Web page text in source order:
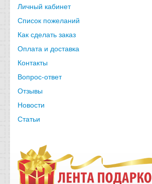
Личный кабинет
Список пожеланий
Как сделать заказ
Оплата и доставка
Контакты
Вопрос-ответ
Отзывы
Новости
Статьи